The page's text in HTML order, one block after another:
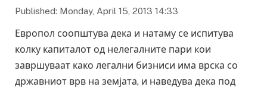
Published: Monday, April 15, 2013 14:33
Европол соопштува дека и натаму се испитува
колку капиталот од нелегалните пари кои
завршуваат како легални бизниси има врска со
државниот врв на земјата, и наведува дека под